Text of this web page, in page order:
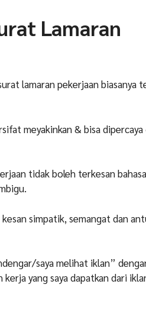
Lamaran
lamaran pekerjaan biasanya
meyakinkan & bisa
tidak boleh terkesan
simpatik, semangat dan
saya melihat iklan”
yang saya dapatkan dari